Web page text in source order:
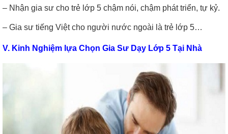
– Nhận gia sư cho trẻ lớp 5 chậm nói, chậm phát triển, tự kỷ.
– Gia sư tiếng Việt cho người nước ngoài là trẻ lớp 5…
V. Kinh Nghiệm lựa Chọn Gia Sư Dạy Lớp 5 Tại Nhà